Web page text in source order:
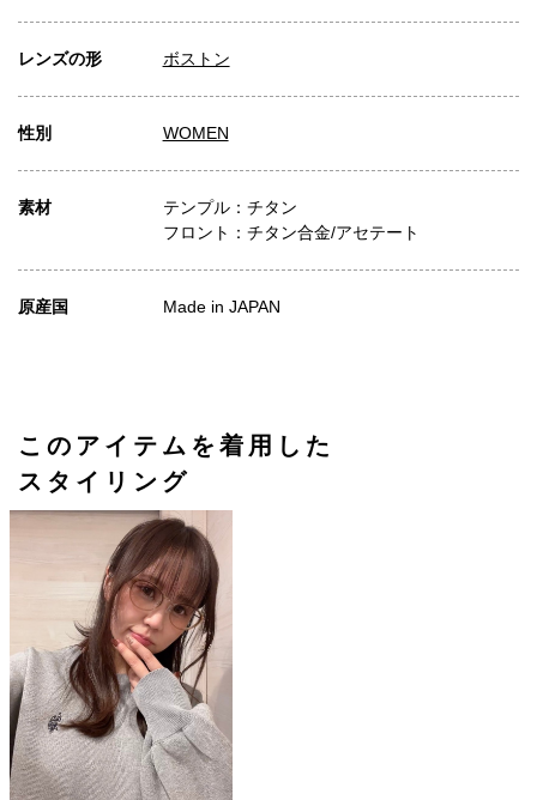
レンズの形 ボストン
性別 WOMEN
素材
テンプル：チタン
フロント：チタン合金/アセテート
原産国 Made in JAPAN
このアイテムを着用した
スタイリング